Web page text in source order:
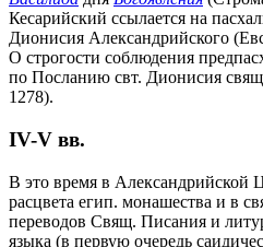
Кесарийский ссылается на
Дионисия Александрийского
О строгости соблюдения
по Посланию свт. Дионисия
1278).
IV-V вв.
В это время в Александрийской
расцвета егип. монашества и в
переводов Свящ. Писания и
языка (в первую очередь